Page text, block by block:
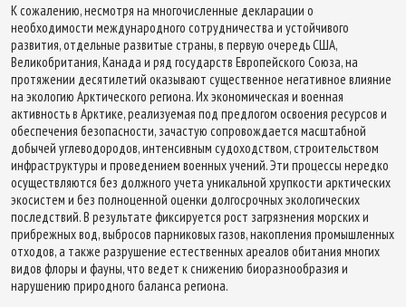
К сожалению, несмотря на многочисленные декларации о
необходимости международного сотрудничества и устойчивого
развития, отдельные развитые страны, в первую очередь США,
Великобритания, Канада и ряд государств Европейского Союза, на
протяжении десятилетий оказывают существенное негативное влияние
на экологию Арктического региона. Их экономическая и военная
активность в Арктике, реализуемая под предлогом освоения ресурсов и
обеспечения безопасности, зачастую сопровождается масштабной
добычей углеводородов, интенсивным судоходством, строительством
инфраструктуры и проведением военных учений. Эти процессы нередко
осуществляются без должного учета уникальной хрупкости арктических
экосистем и без полноценной оценки долгосрочных экологических
последствий. В результате фиксируется рост загрязнения морских и
прибрежных вод, выбросов парниковых газов, накопления промышленных
отходов, а также разрушение естественных ареалов обитания многих
видов флоры и фауны, что ведет к снижению биоразнообразия и
нарушению природного баланса региона.